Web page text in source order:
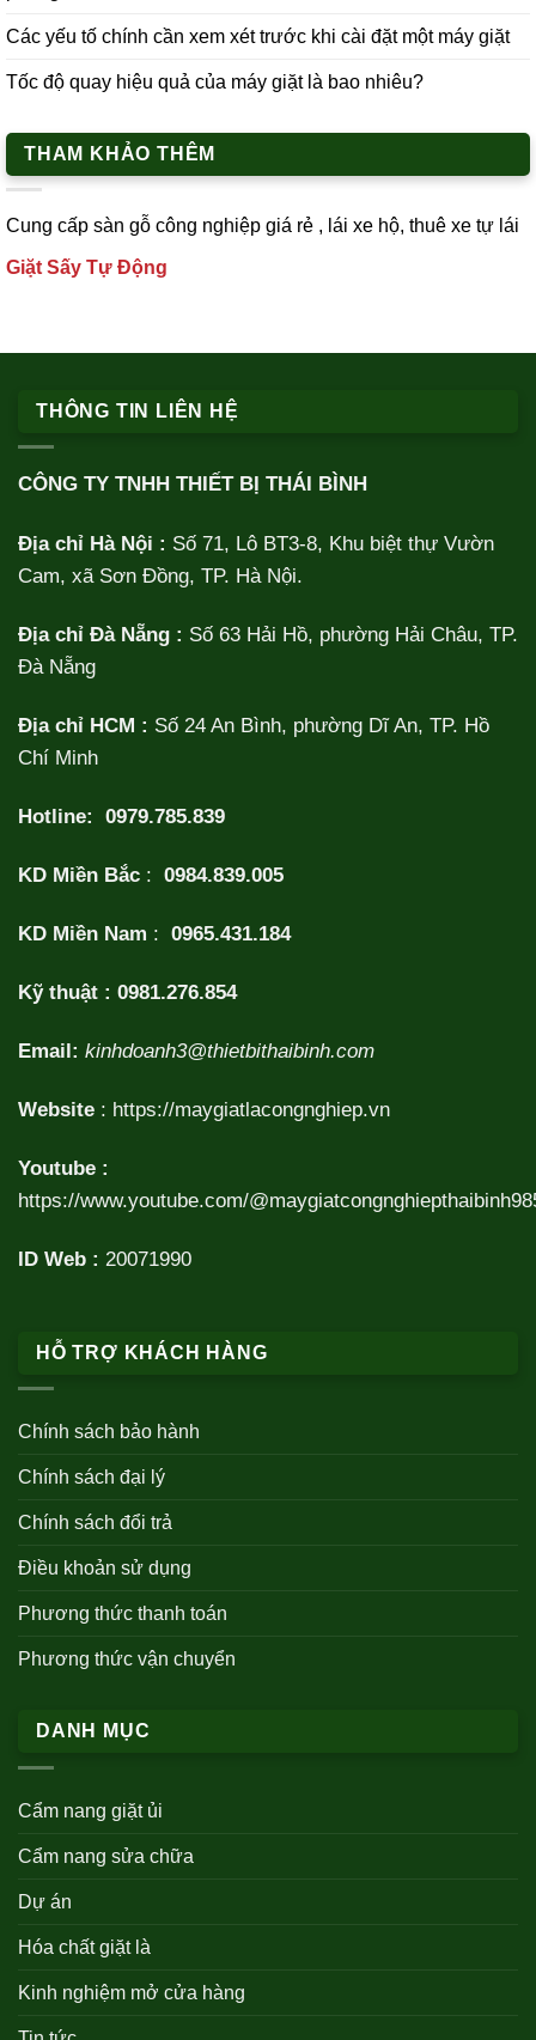
Các yếu tố chính cần xem xét trước khi cài đặt một máy giặt
Tốc độ quay hiệu quả của máy giặt là bao nhiêu?
THAM KHẢO THÊM
Cung cấp sàn gỗ công nghiệp giá rẻ , lái xe hộ, thuê xe tự lái
Giặt Sấy Tự Động
THÔNG TIN LIÊN HỆ
CÔNG TY TNHH THIẾT BỊ THÁI BÌNH
Địa chỉ Hà Nội : Số 71, Lô BT3-8, Khu biệt thự Vườn
Cam, xã Sơn Đồng, TP. Hà Nội.
Địa chỉ Đà Nẵng : Số 63 Hải Hồ, phường Hải Châu, TP.
Đà Nẵng
Địa chỉ HCM : Số 24 An Bình, phường Dĩ An, TP. Hồ
Chí Minh
Hotline: 0979.785.839
KD Miền Bắc : 0984.839.005
KD Miền Nam : 0965.431.184
Kỹ thuật : 0981.276.854
Email: kinhdoanh3@thietbithaibinh.com
Website : https://maygiatlacongnghiep.vn
Youtube :
https://www.youtube.com/
ID Web : 20071990
HỖ TRỢ KHÁCH HÀNG
Chính sách bảo hành
Chính sách đại lý
Chính sách đổi trả
Điều khoản sử dụng
Phương thức thanh toán
Phương thức vận chuyển
DANH MỤC
Cẩm nang giặt ủi
Cẩm nang sửa chữa
Dự án
Hóa chất giặt là
Kinh nghiệm mở cửa hàng